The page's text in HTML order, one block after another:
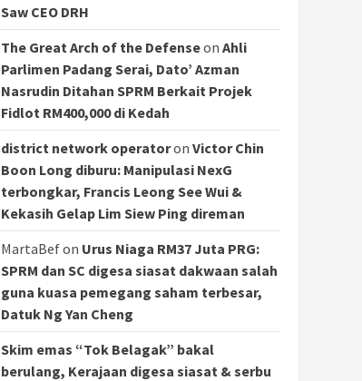
Saw CEO DRH
The Great Arch of the Defenseon Ahli
Parlimen Padang Serai, Dato’ Azman
Nasrudin Ditahan SPRM Berkait Projek
Fidlot RM400,000 di Kedah
district network operatoron Victor Chin
Boon Long diburu: Manipulasi NexG
terbongkar, Francis Leong See Wui &
Kekasih Gelap Lim Siew Ping direman
MartaBefon Urus Niaga RM37 Juta PRG:
SPRM dan SC digesa siasat dakwaan salah
guna kuasa pemegang saham terbesar,
Datuk Ng Yan Cheng
Skim emas “Tok Belagak” bakal
berulang, Kerajaan digesa siasat & serbu